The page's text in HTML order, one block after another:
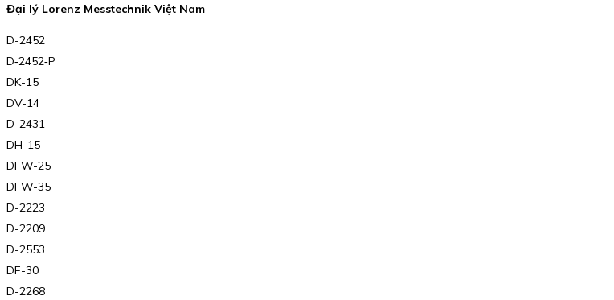
Đại lý Lorenz Messtechnik Việt Nam
D-2452
D‑2452‑P
DK-15
DV-14
D-2431
DH-15
DFW-25
DFW-35
D-2223
D-2209
D-2553
DF-30
D-2268